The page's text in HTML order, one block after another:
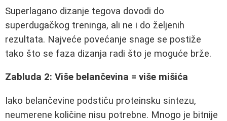
Superlagano dizanje tegova dovodi do
superdugačkog treninga, ali ne i do željenih
rezultata. Najveće povećanje snage se postiže
tako što se faza dizanja radi što je moguće brže.
Zabluda 2: Više belančevina = više mišića
Iako belančevine podstiču proteinsku sintezu,
neumerene količine nisu potrebne. Mnogo je bitnije